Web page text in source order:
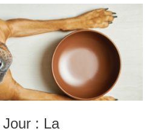
: La